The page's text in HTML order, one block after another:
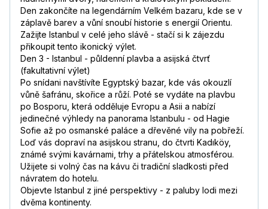
Den zakončíte na legendárním Velkém bazaru, kde se v
záplavě barev a vůní snoubí historie s energií Orientu.
Zažijte Istanbul v celé jeho slávě - stačí si k zájezdu
přikoupit tento ikonický výlet.
Den 3 - Istanbul - půldenní plavba a asijská čtvrť
(fakultativní výlet)
Po snídani navštívíte Egyptský bazar, kde vás okouzlí
vůně šafránu, skořice a růží. Poté se vydáte na plavbu
po Bosporu, která odděluje Evropu a Asii a nabízí
jedinečné výhledy na panorama Istanbulu - od Hagie
Sofie až po osmanské paláce a dřevěné vily na pobřeží.
Loď vás dopraví na asijskou stranu, do čtvrti Kadıköy,
známé svými kavárnami, trhy a přátelskou atmosférou.
Užijete si volný čas na kávu či tradiční sladkosti před
návratem do hotelu.
Objevte Istanbul z jiné perspektivy - z paluby lodi mezi
dvěma kontinenty.